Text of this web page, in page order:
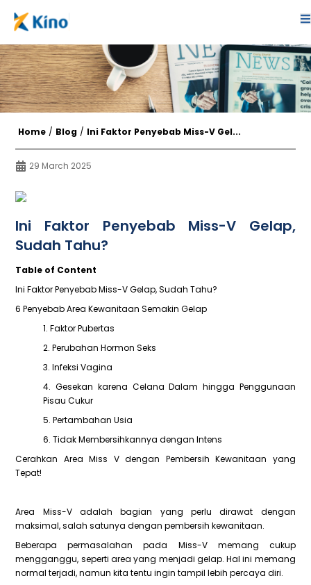
Home / Blog / Ini Faktor Penyebab Miss-V Gel...
29 March 2025
Ini Faktor Penyebab Miss-V Gelap,
Sudah Tahu?
Table of Content
Ini Faktor Penyebab Miss-V Gelap, Sudah Tahu?
6 Penyebab Area Kewanitaan Semakin Gelap
1. Faktor Pubertas
2. Perubahan Hormon Seks
3. Infeksi Vagina
4. Gesekan karena Celana Dalam hingga Penggunaan
Pisau Cukur
5. Pertambahan Usia
6. Tidak Membersihkannya dengan Intens
Cerahkan Area Miss V dengan Pembersih Kewanitaan yang
Tepat!
Area Miss-V adalah bagian yang perlu dirawat dengan
maksimal, salah satunya dengan pembersih kewanitaan.
Beberapa permasalahan pada Miss-V memang cukup
mengganggu, seperti area yang menjadi gelap. Hal ini memang
normal terjadi, namun kita tentu ingin tampil lebih percaya diri.